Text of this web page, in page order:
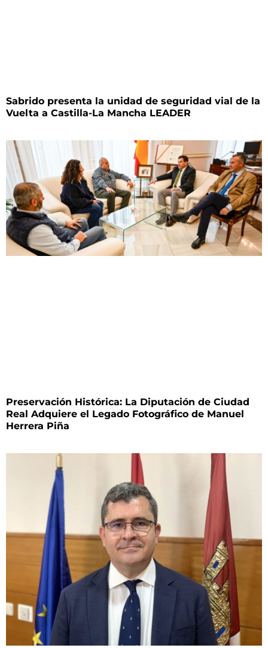
Sabrido presenta la unidad de seguridad vial de la
Vuelta a Castilla-La Mancha LEADER
Preservación Histórica: La Diputación de Ciudad
Real Adquiere el Legado Fotográfico de Manuel
Herrera Piña